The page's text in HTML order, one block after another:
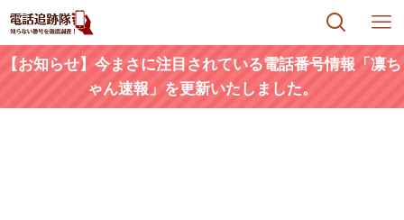
【お知らせ】今まさに注目されている電話番号情報「凛ち
ゃん速報」を更新いたしました。